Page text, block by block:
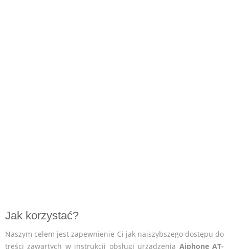
Jak korzystać?
Naszym celem jest zapewnienie Ci jak najszybszego dostępu do
treści zawartych w instrukcji obsługi urządzenia Aiphone AT-